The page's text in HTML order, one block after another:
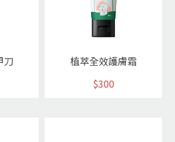
刀
植萃全效護膚霜
$300